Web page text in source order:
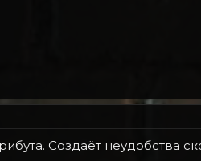
Создаёт неудобства